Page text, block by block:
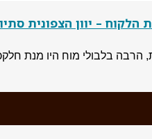
– יוון הצפונית סתיו 2018
בלבולי מוח היו מנת